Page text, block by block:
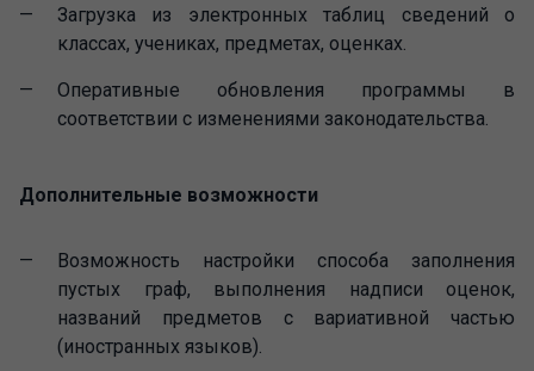
Загрузка из электронных таблиц сведений о
классах, учениках, предметах, оценках.
Оперативные обновления программы в
соответствии с изменениями законодательства.
Дополнительные возможности
Возможность настройки способа заполнения
пустых граф, выполнения надписи оценок,
названий предметов с вариативной частью
(иностранных языков).